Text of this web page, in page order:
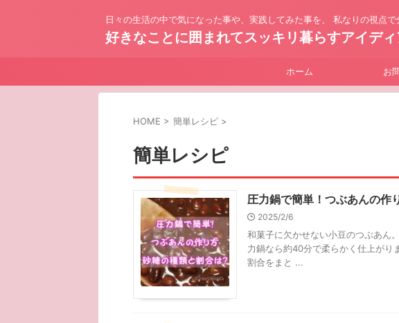
日々の生活の中で気になった事や、実践してみた事を、 私なりの視点
好きなことに囲まれてスッキリ暮らすアイデ
ホーム お
HOME > 簡単レシピ >
簡単レシピ
圧力鍋で簡単！つぶあんの作
2025/2/6
和菓子に欠かせない小豆のつぶあん
力鍋なら約40分で柔らかく仕上がり
割合をまと ...